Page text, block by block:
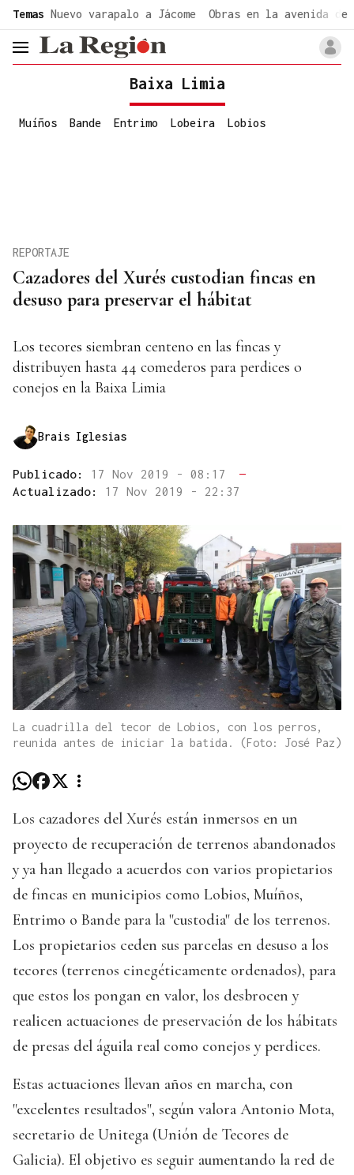
Temas Nuevo varapalo a Jácome Obras en la avenida de
header.menu.open
Baixa Limia
Muíños Bande Entrimo Lobeira Lobios
Cazadores del Xurés custodian fincas en
desuso para preservar el hábitat
REPORTAJE
Los tecores siembran centeno en las fincas y
distribuyen hasta 44 comederos para perdices o
conejos en la Baixa Limia
Brais Iglesias
Publicado: 17 Nov 2019 - 08:17
—
Actualizado: 17 Nov 2019 - 22:37
La cuadrilla del tecor de Lobios, con los perros,
reunida antes de iniciar la batida. (Foto: José Paz)
Los cazadores del Xurés están inmersos en un
proyecto de recuperación de terrenos abandonados
y ya han llegado a acuerdos con varios propietarios
de fincas en municipios como Lobios, Muíños,
Entrimo o Bande para la "custodia" de los terrenos.
Los propietarios ceden sus parcelas en desuso a los
tecores (terrenos cinegéticamente ordenados), para
que estos los pongan en valor, los desbrocen y
realicen actuaciones de preservación de los hábitats
de presas del águila real como conejos y perdices.
Estas actuaciones llevan años en marcha, con
"excelentes resultados", según valora Antonio Mota,
secretario de Unitega (Unión de Tecores de
Galicia). El objetivo es seguir aumentando la red de